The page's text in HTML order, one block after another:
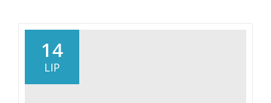
14
LIP